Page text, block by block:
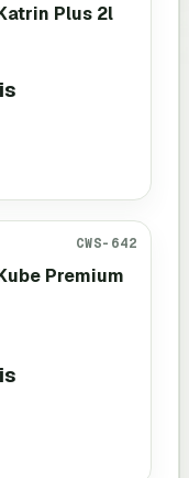
Plus 2l
CWS-642
Premium